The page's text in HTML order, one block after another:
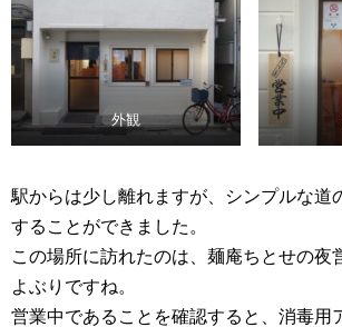
外観
駅からは少し離れますが、シンプルな道
することができました。
この場所に訪れたのは、麺庵ちとせの夜
よぶりですね。
営業中であることを確認すると、消毒用